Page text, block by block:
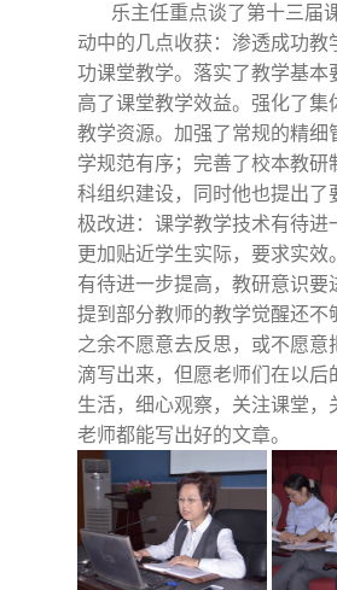
乐主任重点谈了第十三届
动中的几点收获：渗透成功教
功课堂教学。落实了教学基本
高了课堂教学效益。强化了集
教学资源。加强了常规的精细
学规范有序；完善了校本教研
科组织建设，同时他也提出了
极改进：课学教学技术有待进
更加贴近学生实际，要求实效
有待进一步提高，教研意识要
提到部分教师的教学觉醒还不
之余不愿意去反思，或不愿意
滴写出来，但愿老师们在以后
生活，细心观察，关注课堂，
老师都能写出好的文章。